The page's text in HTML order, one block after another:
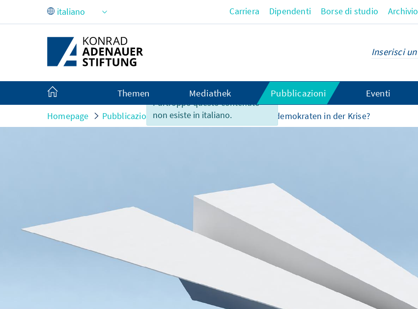
Skip to Main Content
Purtroppo questo contenuto
non esiste in italiano.
Carriera Dipendenti Borse di studio Archivio
Themen Mediathek Pubblicazioni Eventi
Homepage Pubblicazioni Analisi e argomenti Christdemokraten in der Krise?